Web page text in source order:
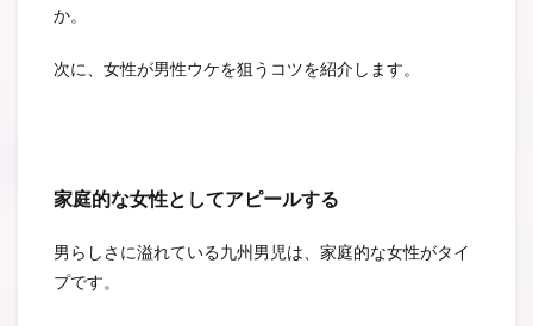
か。
次に、女性が男性ウケを狙うコツを紹介します。
家庭的な女性としてアピールする
男らしさに溢れている九州男児は、家庭的な女性がタイ
プです。